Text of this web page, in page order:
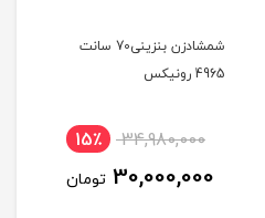
شمشادزن بنزینی70 سانت
4965 رونیکس
34,980,000 15٪
30,000,000 تومان